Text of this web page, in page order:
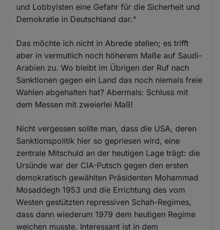
und Lobbyisten eine Gefahr für die Sicherheit und
Demokratie in Deutschland dar.“
Das möchte ich nicht in Abrede stellen; es trifft
aber in vermutlich noch höherem Maße auf Saudi-
Arabien zu. Wo bleibt im Übrigen der Ruf nach
Sanktionen gegen ein Land das noch niemals freie
Wahlen abgehalten hat? Abermals: Schluss mit
dem Messen mit zweierlei Maß!
Nicht vergessen sollte man, dass die USA, deren
Sanktionspolitik hier so gepriesen wird, eine
zentrale Mitschuld an der heutigen Lage trägt: die
Ursünde war der CIA-Putsch gegen den ersten
demokratisch gewählten Präsidenten Mohammad
Mosaddegh 1953 und die Errichtung des vom
Westen gestützten repressiven Schah-Regimes,
dass dann wiederum 1979 dem heutigen Regime
weichen musste. Interessant ist in dem